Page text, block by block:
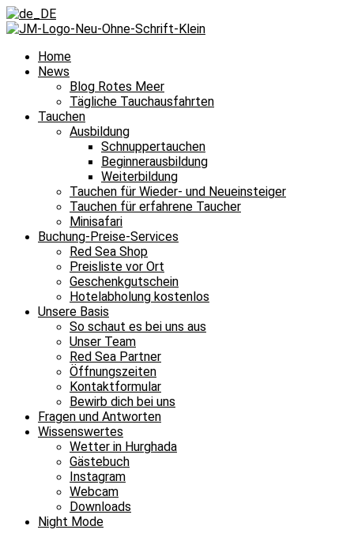
Home
News
Blog Rotes Meer
Tägliche Tauchausfahrten
Tauchen
Ausbildung
Schnuppertauchen
Beginnerausbildung
Weiterbildung
Tauchen für Wieder- und Neueinsteiger
Tauchen für erfahrene Taucher
Minisafari
Buchung-Preise-Services
Red Sea Shop
Preisliste vor Ort
Geschenkgutschein
Hotelabholung kostenlos
Unsere Basis
So schaut es bei uns aus
Unser Team
Red Sea Partner
Öffnungszeiten
Kontaktformular
Bewirb dich bei uns
Fragen und Antworten
Wissenswertes
Wetter in Hurghada
Gästebuch
Instagram
Webcam
Downloads
Night Mode